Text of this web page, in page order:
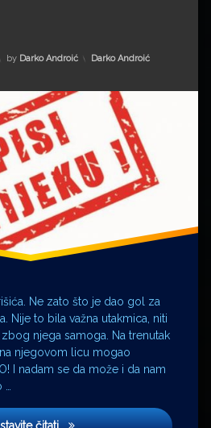
by Darko Androić Kategorije:
Darko Androić
Ne zato što je dao gol za
Nije to bila važna utakmica, niti
njega samoga. Na trenutak
njegovom licu mogao
I nadam se da može i da nam
čitatiUpisi